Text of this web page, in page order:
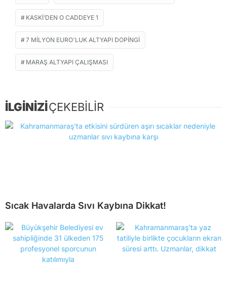
KASKİ’DEN O CADDEYE 1
7 MILYON EURO'LUK ALTYAPI DOPINGI
MARAŞ ALTYAPI ÇALIŞMASI
İLGİNİZİÇEKEBİLİR
Sıcak Havalarda Sıvı Kaybına Dikkat!